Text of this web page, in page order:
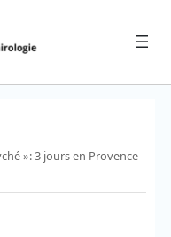
»: 3 jours en Provence